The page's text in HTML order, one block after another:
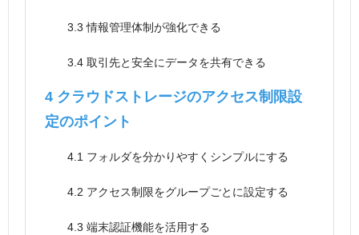
3.3 情報管理体制が強化できる
3.4 取引先と安全にデータを共有できる
4 クラウドストレージのアクセス制限設
定のポイント
4.1 フォルダを分かりやすくシンプルにする
4.2 アクセス制限をグループごとに設定する
4.3 端末認証機能を活用する